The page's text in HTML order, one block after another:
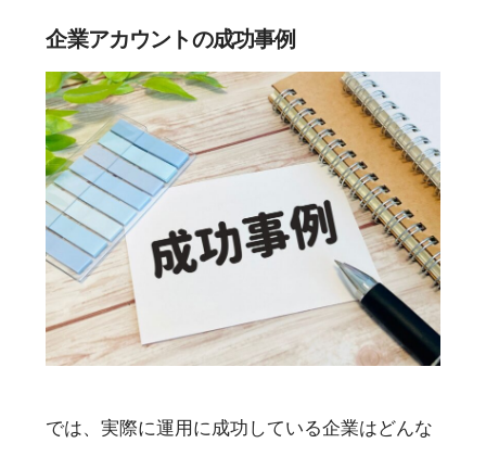
企業アカウントの成功事例
では、実際に運用に成功している企業はどんな